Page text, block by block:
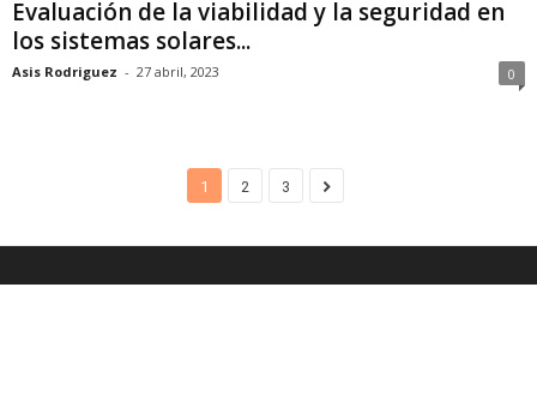
Evaluación de la viabilidad y la seguridad en
los sistemas solares...
Asis Rodriguez - 27 abril, 2023 0
1 2 3